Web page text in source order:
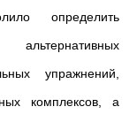
определить
упражнений,
комплексов, а